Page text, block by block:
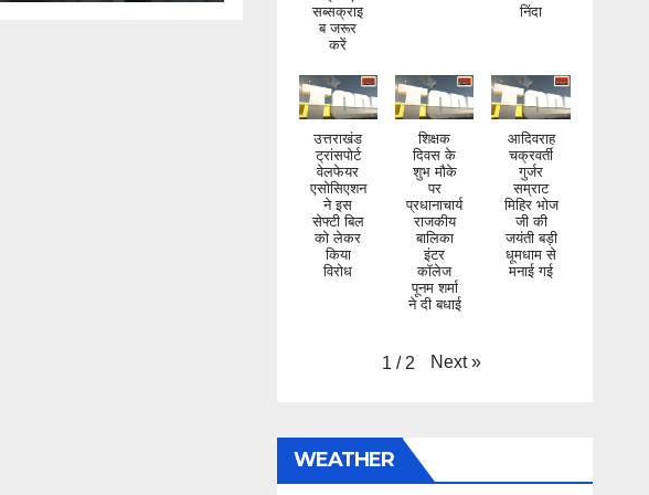
करें
उत्तराखंड
ट्रांसपोर्ट
वेलफेयर
एसोसिएशन
ने इस
सेफ्टी बिल
को लेकर
किया
विरोध
शिक्षक
दिवस के
शुभ मौके
पर
प्रधानाचार्य
राजकीय
बालिका
इंटर
कॉलेज
पूनम शर्मा
ने दी बधाई
आदिवराह
चक्रवर्ती
गुर्जर
सम्राट
मिहिर भोज
जी की
जयंती बड़ी
धूमधाम से
मनाई गई